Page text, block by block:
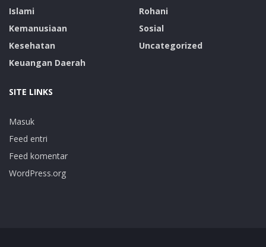
Islami
Kemanusiaan
Kesehatan
Keuangan Daerah
Rohani
Sosial
Uncategorized
SITE LINKS
Masuk
Feed entri
Feed komentar
WordPress.org